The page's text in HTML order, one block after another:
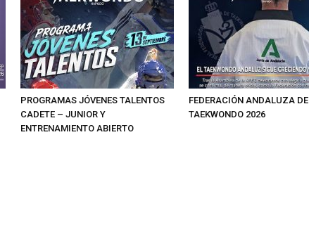
PROGRAMAS JÓVENES TALENTOS
CADETE – JUNIOR Y
ENTRENAMIENTO ABIERTO
FEDERACIÓN ANDALUZA DE
TAEKWONDO 2026